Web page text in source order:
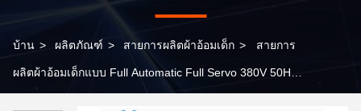
บ้าน > ผลิตภัณฑ์ > สายการผลิตผ้าอ้อมเด็ก > สายการ
ผลิตผ้าอ้อมเด็กแบบ Full Automatic Full Servo 380V 50Hz